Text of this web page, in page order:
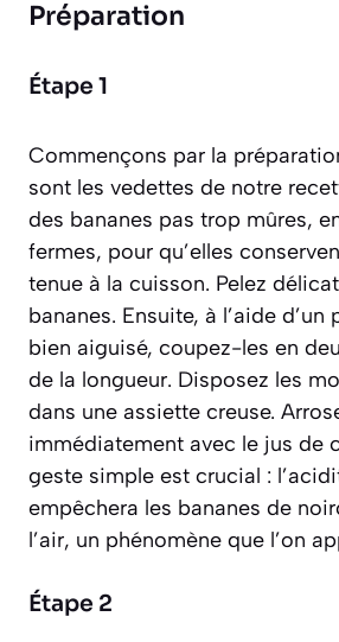
Préparation
Étape 1
Commençons par la
sont les vedettes de notre
des bananes pas trop mûres,
fermes, pour qu’elles
tenue à la cuisson. Pelez
bananes. Ensuite, à l’aide
bien aiguisé, coupez-les en
de la longueur. Disposez les
dans une assiette creuse.
immédiatement avec le jus de
geste simple est crucial :
empêchera les bananes de
l’air, un phénomène que l’on
Étape 2